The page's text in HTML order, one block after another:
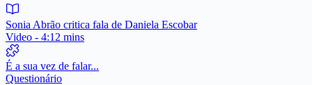
Sonia Abrão critica fala de Daniela Escobar
Video - 4:12 mins
É a sua vez de falar...
Questionário